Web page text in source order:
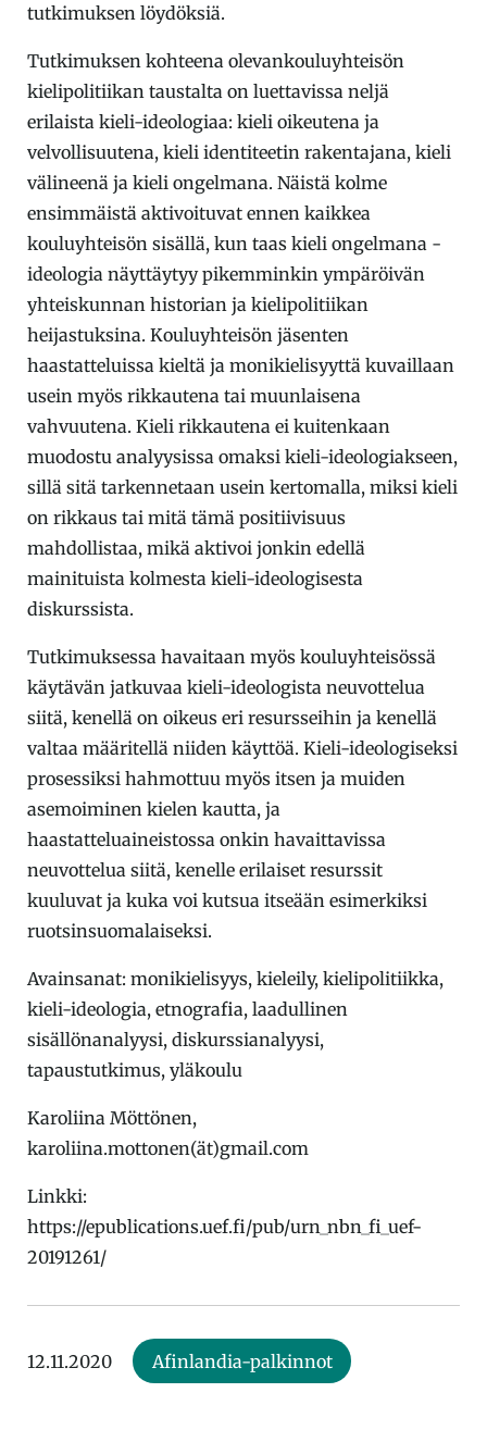
tutkimuksen löydöksiä.
Tutkimuksen kohteena olevankouluyhteisön
kielipolitiikan taustalta on luettavissa neljä
erilaista kieli-ideologiaa: kieli oikeutena ja
velvollisuutena, kieli identiteetin rakentajana, kieli
välineenä ja kieli ongelmana. Näistä kolme
ensimmäistä aktivoituvat ennen kaikkea
kouluyhteisön sisällä, kun taas kieli ongelmana -
ideologia näyttäytyy pikemminkin ympäröivän
yhteiskunnan historian ja kielipolitiikan
heijastuksina. Kouluyhteisön jäsenten
haastatteluissa kieltä ja monikielisyyttä kuvaillaan
usein myös rikkautena tai muunlaisena
vahvuutena. Kieli rikkautena ei kuitenkaan
muodostu analyysissa omaksi kieli-ideologiakseen,
sillä sitä tarkennetaan usein kertomalla, miksi kieli
on rikkaus tai mitä tämä positiivisuus
mahdollistaa, mikä aktivoi jonkin edellä
mainituista kolmesta kieli-ideologisesta
diskurssista.
Tutkimuksessa havaitaan myös kouluyhteisössä
käytävän jatkuvaa kieli-ideologista neuvottelua
siitä, kenellä on oikeus eri resursseihin ja kenellä
valtaa määritellä niiden käyttöä. Kieli-ideologiseksi
prosessiksi hahmottuu myös itsen ja muiden
asemoiminen kielen kautta, ja
haastatteluaineistossa onkin havaittavissa
neuvottelua siitä, kenelle erilaiset resurssit
kuuluvat ja kuka voi kutsua itseään esimerkiksi
ruotsinsuomalaiseksi.
Avainsanat: monikielisyys, kieleily, kielipolitiikka,
kieli-ideologia, etnografia, laadullinen
sisällönanalyysi, diskurssianalyysi,
tapaustutkimus, yläkoulu
Karoliina Möttönen,
karoliina.mottonen(ät)gmail.com
Linkki:
https://epublications.uef.fi/pub/urn_nbn_fi_uef-
20191261/
12.11.2020 Afinlandia-palkinnot